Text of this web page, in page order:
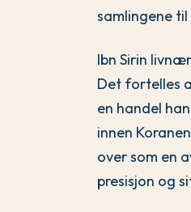
samlingene
Ibn Sirin
Det fortelles
en handel
innen
over som en
presisjon og